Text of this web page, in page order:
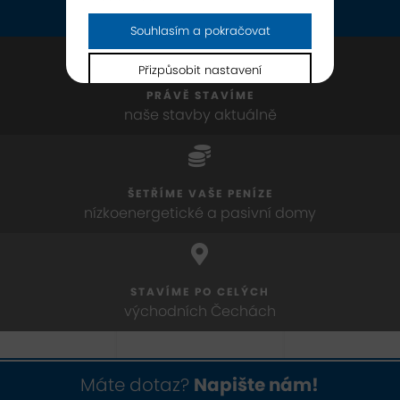
vyberte dle svého vkusu
PRÁVĚ STAVÍME
naše stavby aktuálně
ŠETŘÍME VAŠE PENÍZE
nízkoenergetické a pasivní domy
STAVÍME PO CELÝCH
východních Čechách
Máte dotaz? Napište nám!
Souhlasím a pokračovat
Přizpůsobit nastavení